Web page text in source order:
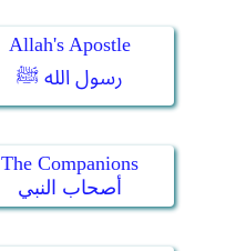
Allah's Apostle
رسول الله ﷺ
The Companions
أصحاب النبي